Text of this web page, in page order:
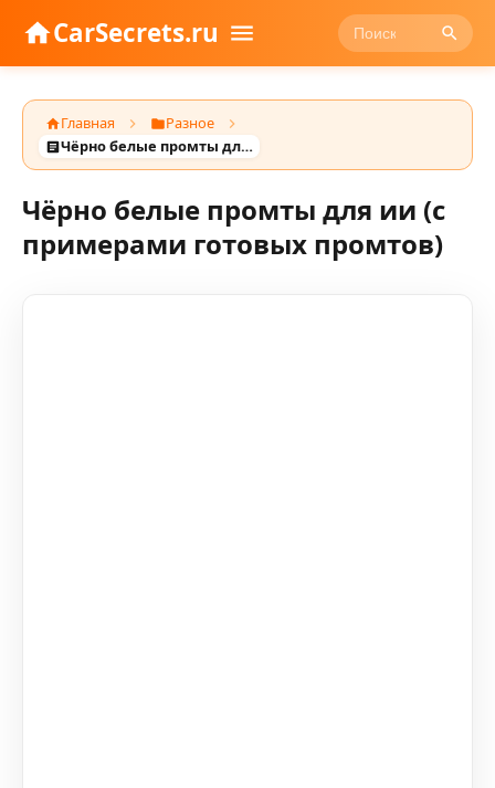
CarSecrets.ru
Главная
Разное
Чёрно белые промты для ии (с примерами готовых промтов)
Чёрно белые промты для ии (с
примерами готовых промтов)